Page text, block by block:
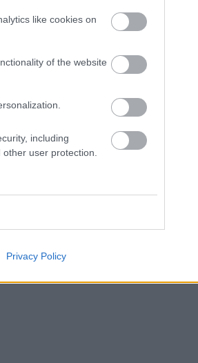
like cookies on
of the website
including
user protection.
Privacy Policy
Amazon